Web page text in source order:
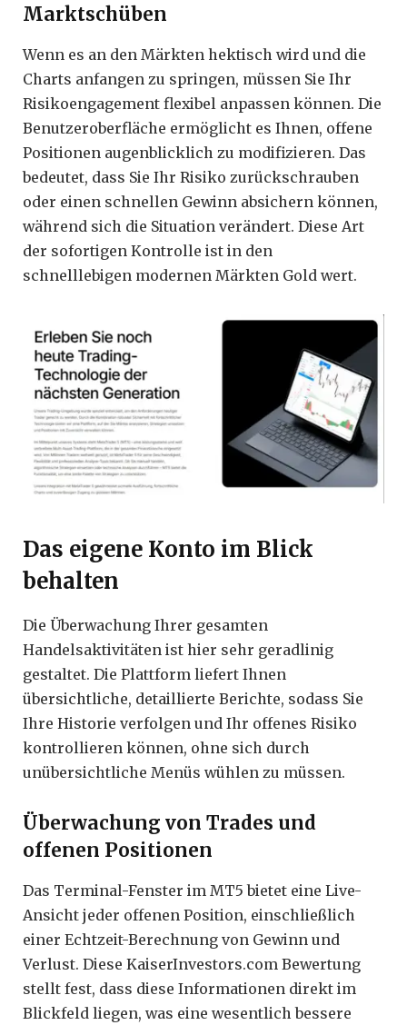
Marktschüben
Wenn es an den Märkten hektisch wird und die
Charts anfangen zu springen, müssen Sie Ihr
Risikoengagement flexibel anpassen können. Die
Benutzeroberfläche ermöglicht es Ihnen, offene
Positionen augenblicklich zu modifizieren. Das
bedeutet, dass Sie Ihr Risiko zurückschrauben
oder einen schnellen Gewinn absichern können,
während sich die Situation verändert. Diese Art
der sofortigen Kontrolle ist in den
schnelllebigen modernen Märkten Gold wert.
Das eigene Konto im Blick
behalten
Die Überwachung Ihrer gesamten
Handelsaktivitäten ist hier sehr geradlinig
gestaltet. Die Plattform liefert Ihnen
übersichtliche, detaillierte Berichte, sodass Sie
Ihre Historie verfolgen und Ihr offenes Risiko
kontrollieren können, ohne sich durch
unübersichtliche Menüs wühlen zu müssen.
Überwachung von Trades und
offenen Positionen
Das Terminal-Fenster im MT5 bietet eine Live-
Ansicht jeder offenen Position, einschließlich
einer Echtzeit-Berechnung von Gewinn und
Verlust. Diese KaiserInvestors.com Bewertung
stellt fest, dass diese Informationen direkt im
Blickfeld liegen, was eine wesentlich bessere